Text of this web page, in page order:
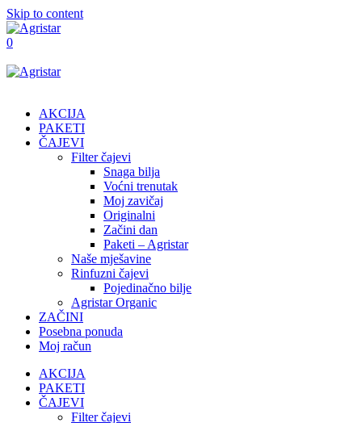
Skip to content
0
AKCIJA
PAKETI
ČAJEVI
Filter čajevi
Snaga bilja
Voćni trenutak
Moj zavičaj
Originalni
Začini dan
Paketi – Agristar
Naše mješavine
Rinfuzni čajevi
Pojedinačno bilje
Agristar Organic
ZAČINI
Posebna ponuda
Moj račun
AKCIJA
PAKETI
ČAJEVI
Filter čajevi